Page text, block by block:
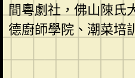
間粵劇社，佛山陳氏
德廚師學院、潮菜培